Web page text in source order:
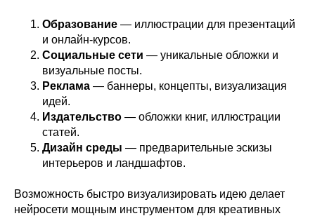
Образование — иллюстрации для презентаций
и онлайн-курсов.
Социальные сети — уникальные обложки и
визуальные посты.
Реклама — баннеры, концепты, визуализация
идей.
Издательство — обложки книг, иллюстрации
статей.
Дизайн среды — предварительные эскизы
интерьеров и ландшафтов.
Возможность быстро визуализировать идею делает
нейросети мощным инструментом для креативных